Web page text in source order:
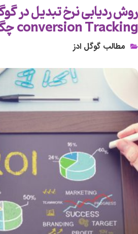
روش ردیابی نرخ تبدیل در
conversion Tracking چگونه است؟
مطالب گوگل ادز